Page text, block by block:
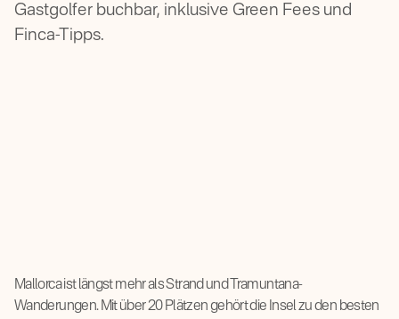
Gastgolfer buchbar, inklusive Green Fees und
Finca-Tipps.
Mallorca ist längst mehr als Strand und Tramuntana-
Wanderungen. Mit über 20 Plätzen gehört die Insel zu den besten